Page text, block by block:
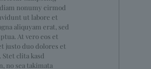
nonumy eirmod
ut labore et
aliquyam erat, sed
At vero eos et
justo duo dolores et
Stet clita kasd
no sea takimata